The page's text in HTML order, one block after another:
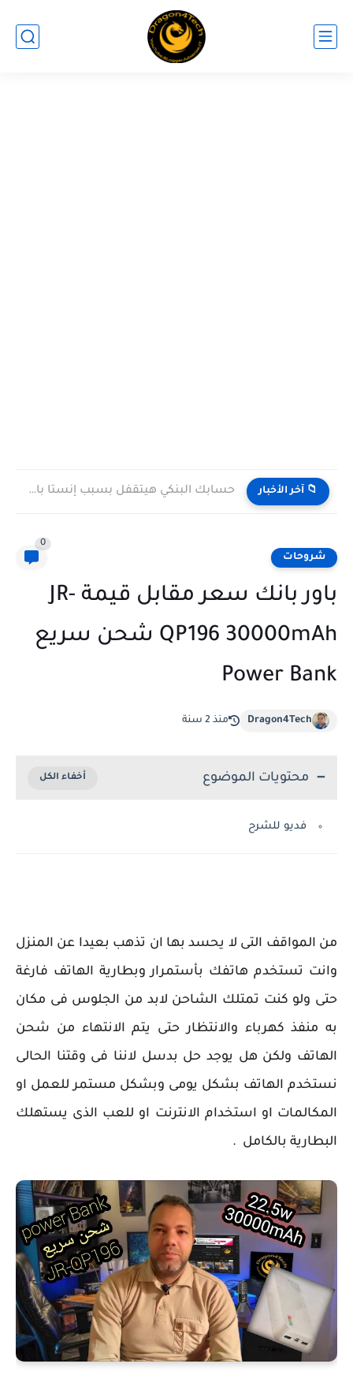
📁 آخر الأخبار حسابك البنكي هيتقفل بسبب إنستا باي! (رسالة تحذيرية حقيقية مش...
شروحات
0
باور بانك سعر مقابل قيمة JR-
QP196 30000mAh شحن سريع
Power Bank
Dragon4Tech منذ 2 سنة
محتويات الموضوع
فديو للشرح
من المواقف التى لا يحسد بها ان تذهب بعيدا عن المنزل
وانت تستخدم هاتفك بأستمرار وبطارية الهاتف فارغة
حتى ولو كنت تمتلك الشاحن لابد من الجلوس فى مكان
به منفذ كهرباء والانتظار حتى يتم الانتهاء من شحن
الهاتف ولكن هل يوجد حل بدسل لاننا فى وقتنا الحالى
نستخدم الهاتف بشكل يومى وبشكل مستمر للعمل او
المكالمات او استخدام الانترنت او للعب الذى يستهلك
البطارية بالكامل .